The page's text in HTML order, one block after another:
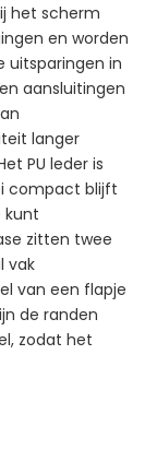
het scherm
en worden
uitsparingen in
aansluitingen
langer
PU leder is
compact blijft
kunt
zitten twee
vak
van een flapje
de randen
zodat het